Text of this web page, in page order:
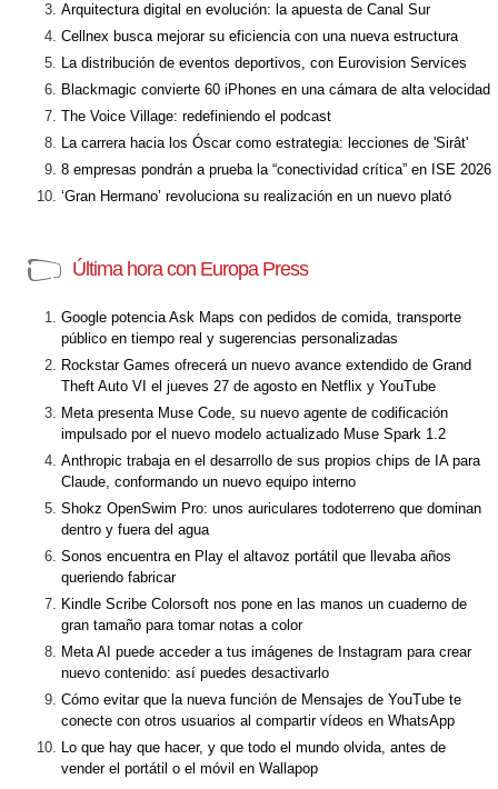
Arquitectura digital en evolución: la apuesta de Canal Sur
Cellnex busca mejorar su eficiencia con una nueva estructura
La distribución de eventos deportivos, con Eurovision Services
Blackmagic convierte 60 iPhones en una cámara de alta velocidad
The Voice Village: redefiniendo el podcast
La carrera hacia los Óscar como estrategia: lecciones de 'Sirât'
8 empresas pondrán a prueba la “conectividad crítica” en ISE 2026
‘Gran Hermano’ revoluciona su realización en un nuevo plató
Última hora con Europa Press
Google potencia Ask Maps con pedidos de comida, transporte
público en tiempo real y sugerencias personalizadas
Rockstar Games ofrecerá un nuevo avance extendido de Grand
Theft Auto VI el jueves 27 de agosto en Netflix y YouTube
Meta presenta Muse Code, su nuevo agente de codificación
impulsado por el nuevo modelo actualizado Muse Spark 1.2
Anthropic trabaja en el desarrollo de sus propios chips de IA para
Claude, conformando un nuevo equipo interno
Shokz OpenSwim Pro: unos auriculares todoterreno que dominan
dentro y fuera del agua
Sonos encuentra en Play el altavoz portátil que llevaba años
queriendo fabricar
Kindle Scribe Colorsoft nos pone en las manos un cuaderno de
gran tamaño para tomar notas a color
Meta AI puede acceder a tus imágenes de Instagram para crear
nuevo contenido: así puedes desactivarlo
Cómo evitar que la nueva función de Mensajes de YouTube te
conecte con otros usuarios al compartir vídeos en WhatsApp
Lo que hay que hacer, y que todo el mundo olvida, antes de
vender el portátil o el móvil en Wallapop